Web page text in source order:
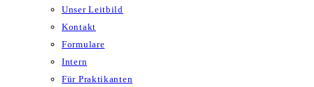
Unser Leitbild
Kontakt
Formulare
Intern
Für Praktikanten